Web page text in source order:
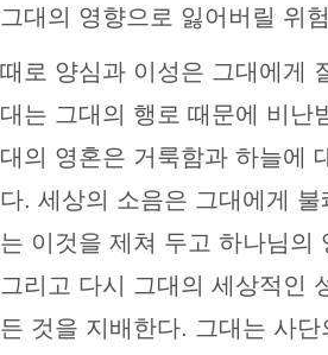
그대의 영향으로 잃어버릴 위
때로 양심과 이성은 그대에게
대는 그대의 행로 때문에 비난
대의 영혼은 거룩함과 하늘에
다. 세상의 소음은 그대에게 불
는 이것을 제쳐 두고 하나님의
그리고 다시 그대의 세상적인
든 것을 지배한다. 그대는 사단